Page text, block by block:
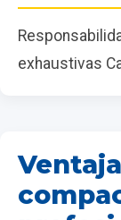
exhaustivas